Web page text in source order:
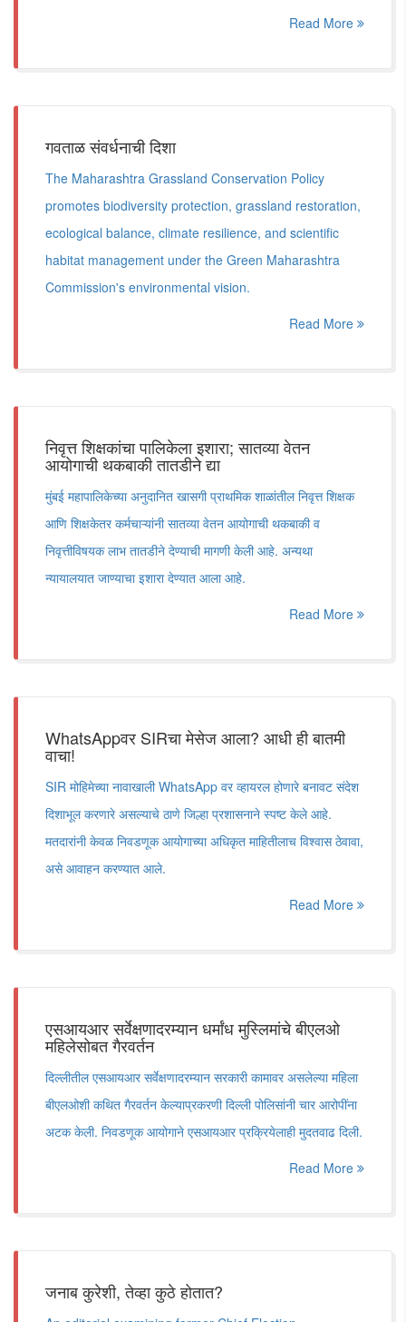
Read More
गवताळ संवर्धनाची दिशा
The Maharashtra Grassland Conservation Policy
promotes biodiversity protection, grassland restoration,
ecological balance, climate resilience, and scientific
habitat management under the Green Maharashtra
Commission's environmental vision.
Read More
निवृत्त शिक्षकांचा पालिकेला इशारा; सातव्या वेतन
आयोगाची थकबाकी तातडीने द्या
मुंबई महापालिकेच्या अनुदानित खासगी प्राथमिक शाळांतील निवृत्त शिक्षक
आणि शिक्षकेतर कर्मचाऱ्यांनी सातव्या वेतन आयोगाची थकबाकी व
निवृत्तीविषयक लाभ तातडीने देण्याची मागणी केली आहे. अन्यथा
न्यायालयात जाण्याचा इशारा देण्यात आला आहे.
Read More
WhatsAppवर SIRचा मेसेज आला? आधी ही बातमी
वाचा!
SIR मोहिमेच्या नावाखाली WhatsApp वर व्हायरल होणारे बनावट संदेश
दिशाभूल करणारे असल्याचे ठाणे जिल्हा प्रशासनाने स्पष्ट केले आहे.
मतदारांनी केवळ निवडणूक आयोगाच्या अधिकृत माहितीलाच विश्वास ठेवावा,
असे आवाहन करण्यात आले.
Read More
एसआयआर सर्वेक्षणादरम्यान धर्मांध मुस्लिमांचे बीएलओ
महिलेसोबत गैरवर्तन
दिल्लीतील एसआयआर सर्वेक्षणादरम्यान सरकारी कामावर असलेल्या महिला
बीएलओशी कथित गैरवर्तन केल्याप्रकरणी दिल्ली पोलिसांनी चार आरोपींना
अटक केली. निवडणूक आयोगाने एसआयआर प्रक्रियेलाही मुदतवाढ दिली.
Read More
जनाब कुरेशी, तेव्हा कुठे होतात?